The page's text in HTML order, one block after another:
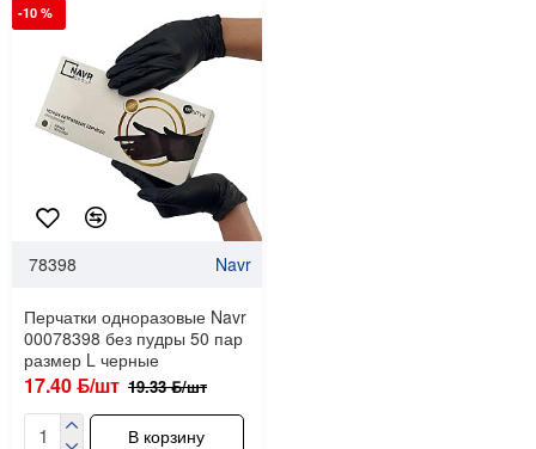
-10 %
78398 Navr
Перчатки одноразовые Navr
00078398 без пудры 50 пар
размер L черные
17.40 ƃ/шт 19.33 ƃ/шт
В корзину